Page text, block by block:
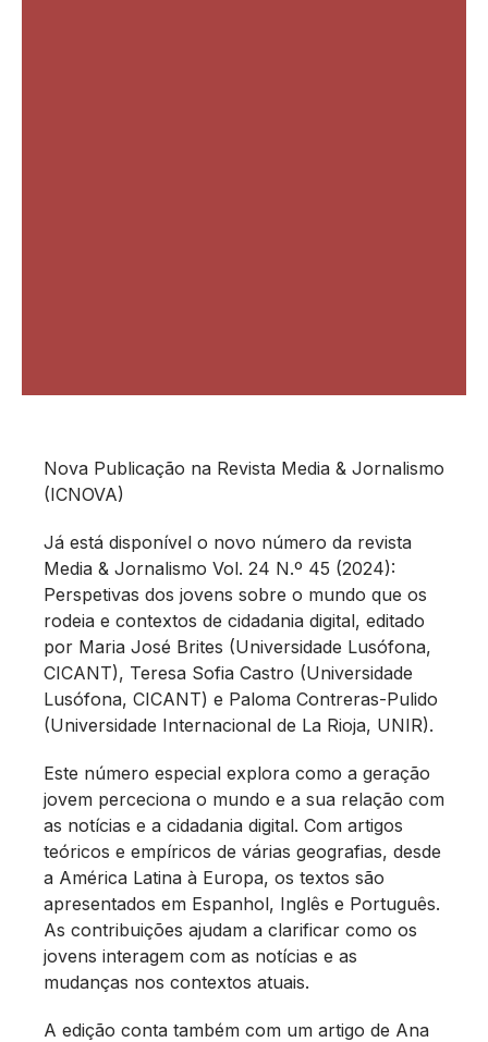
Nova Publicação na Revista Media & Jornalismo
(ICNOVA)
Já está disponível o novo número da revista
Media & Jornalismo Vol. 24 N.º 45 (2024):
Perspetivas dos jovens sobre o mundo que os
rodeia e contextos de cidadania digital, editado
por Maria José Brites (Universidade Lusófona,
CICANT), Teresa Sofia Castro (Universidade
Lusófona, CICANT) e Paloma Contreras-Pulido
(Universidade Internacional de La Rioja, UNIR).
Este número especial explora como a geração
jovem perceciona o mundo e a sua relação com
as notícias e a cidadania digital. Com artigos
teóricos e empíricos de várias geografias, desde
a América Latina à Europa, os textos são
apresentados em Espanhol, Inglês e Português.
As contribuições ajudam a clarificar como os
jovens interagem com as notícias e as
mudanças nos contextos atuais.
A edição conta também com um artigo de Ana